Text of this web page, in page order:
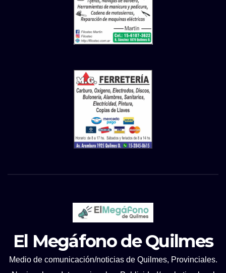
El Megáfono de Quilmes
Medio de comunicación/noticias de Quilmes, Provinciales.